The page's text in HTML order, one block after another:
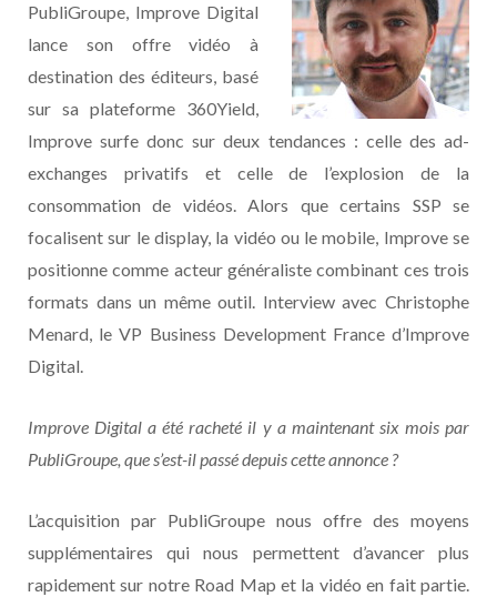
PubliGroupe, Improve Digital
lance son offre vidéo à
destination des éditeurs, basé
sur sa plateforme 360Yield,
Improve surfe donc sur deux tendances : celle des ad-
exchanges privatifs et celle de l’explosion de la
consommation de vidéos. Alors que certains SSP se
focalisent sur le display, la vidéo ou le mobile, Improve se
positionne comme acteur généraliste combinant ces trois
formats dans un même outil. Interview avec Christophe
Menard, le VP Business Development France d’Improve
Digital.
Improve Digital a été racheté il y a maintenant six mois par
PubliGroupe, que s’est-il passé depuis cette annonce ?
L’acquisition par PubliGroupe nous offre des moyens
supplémentaires qui nous permettent d’avancer plus
rapidement sur notre Road Map et la vidéo en fait partie.